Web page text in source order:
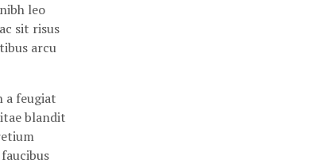
leo
sit risus
arcu
a feugiat
blandit